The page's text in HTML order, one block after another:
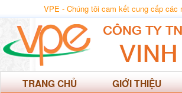
VPE - Chúng tôi cam kết cung cấp các
TRANG CHỦ GIỚI THIỆU